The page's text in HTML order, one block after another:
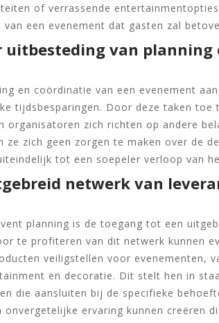
of verrassende
een evenement dat gasten zal
uitbesteding van planning
en coördinatie van een evenement
tijdsbesparingen. Door deze taken toe
organisatoren zich richten op andere
ze zich geen zorgen te maken over de
tot een soepeler verloop van
netwerk van
planning is de toegang tot een
te profiteren van dit netwerk kunnen
veiligstellen voor evenementen,
en decoratie. Dit stelt hen in
die aansluiten bij de specifieke
ervaring kunnen creëren